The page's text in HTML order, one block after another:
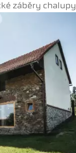
záběry chalupy